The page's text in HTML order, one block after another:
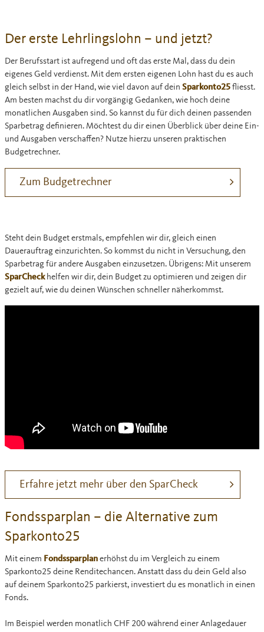
Der erste Lehrlingslohn – und jetzt?
Der Berufsstart ist aufregend und oft das erste Mal, dass du dein
eigenes Geld verdienst. Mit dem ersten eigenen Lohn hast du es auch
gleich selbst in der Hand, wie viel davon auf dein Sparkonto25 fliesst.
Am besten machst du dir vorgängig Gedanken, wie hoch deine
monatlichen Ausgaben sind. So kannst du für dich deinen passenden
Sparbetrag definieren. Möchtest du dir einen Überblick über deine Ein-
und Ausgaben verschaffen? Nutze hierzu unseren praktischen
Budgetrechner.
Zum Budgetrechner
Steht dein Budget erstmals, empfehlen wir dir, gleich einen
Dauerauftrag einzurichten. So kommst du nicht in Versuchung, den
Sparbetrag für andere Ausgaben einzusetzen. Übrigens: Mit unserem
SparCheckhelfen wir dir, dein Budget zu optimieren und zeigen dir
gezielt auf, wie du deinen Wünschen schneller näherkommst.
Erfahre jetzt mehr über den SparCheck
Fondssparplan – die Alternative zum
Sparkonto25
Mit einem Fondssparplan erhöhst du im Vergleich zu einem
Sparkonto25 deine Renditechancen. Anstatt dass du dein Geld also
auf deinem Sparkonto25 parkierst, investiert du es monatlich in einen
Fonds.
Im Beispiel werden monatlich CHF 200 während einer Anlagedauer